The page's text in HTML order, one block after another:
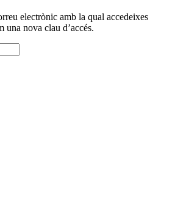
electrònic amb la qual accedeixes
una nova clau d’accés.